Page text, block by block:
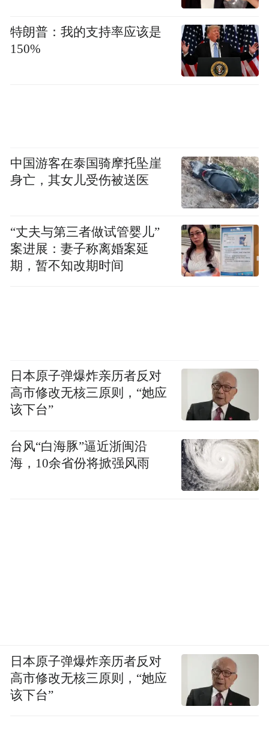
术，结合IT综合服务能力，为客户提供IT解
决方案与IT服务。
关于山石网科：山石网科是中国网络安全行
在内的网络安全产品及服务，致力于为用户
提供全方位、更智能、零打扰的网络安全解
决方案，是您优质可靠的伙伴！山石网科为
卫生等行业累计超过28,000家用户提供高
效、稳定的安全防护。山石网科在苏州、北
频)为凤凰网旗下自媒体平台“大风号”用户上传并发
布，本平台仅提供信息存储空间服务。
Notice: The content above (including the videos,
pictures and audios if any) is uploaded and posted
platform and merely provides information storage
space services.”
特朗普：我的支持率应该是
150%
中国游客在泰国骑摩托坠崖
身亡，其女儿受伤被送医
“丈夫与第三者做试管婴儿”
案进展：妻子称离婚案延
期，暂不知改期时间
日本原子弹爆炸亲历者反对
高市修改无核三原则，“她应
该下台”
台风“白海豚”逼近浙闽沿
海，10余省份将掀强风雨
日本原子弹爆炸亲历者反对
高市修改无核三原则，“她应
该下台”